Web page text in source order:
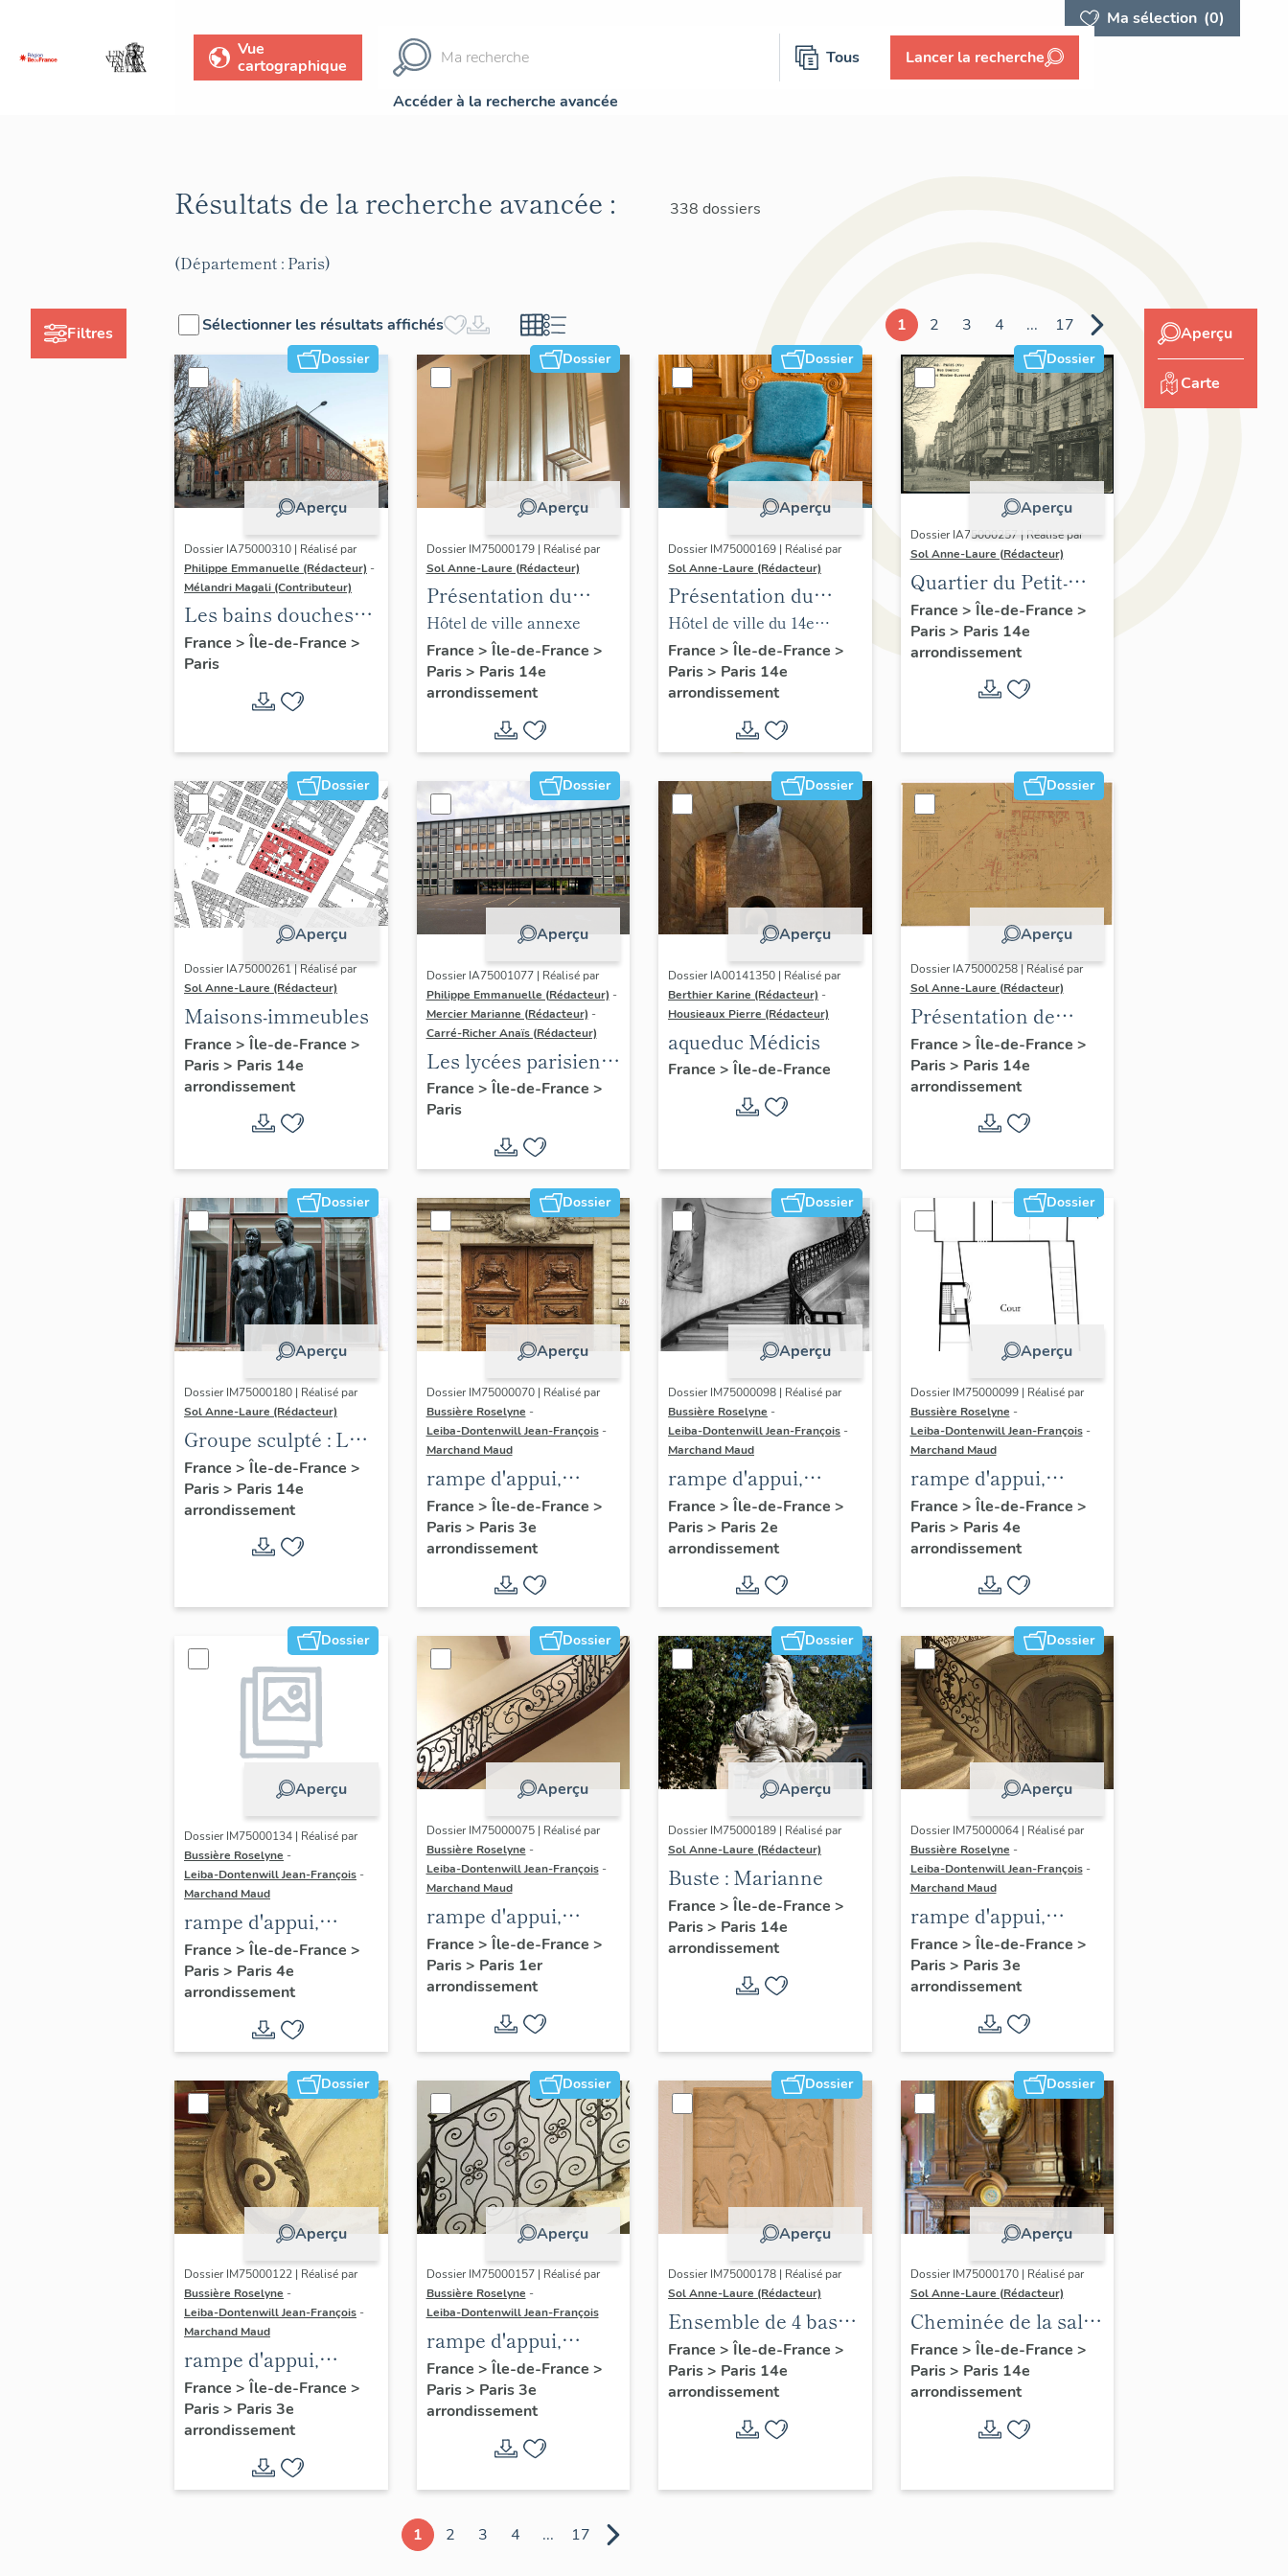
Ma sélection (0)
Vue
cartographique
Tous Lancer la recherche
Accéder à la recherche avancée
Filtres
Résultats de la recherche avancée : 338 dossiers
(Département : Paris)
Sélectionner les résultats affichés 1 2 3 4 ... 17
Dossier
Aperçu
Dossier IA75000310 | Réalisé par
Philippe Emmanuelle (Rédacteur) -
Mélandri Magali (Contributeur)
Les bains douches
municipaux de la
ville de Paris
France > Île-de-France >
Paris
Dossier
Aperçu
Dossier IM75000179 | Réalisé par
Sol Anne-Laure (Rédacteur)
Présentation du
mobilier de la mairie
annexe
Hôtel de ville annexe
France > Île-de-France >
Paris> Paris 14e
arrondissement
Dossier
Aperçu
Dossier IM75000169 | Réalisé par
Sol Anne-Laure (Rédacteur)
Présentation du
mobilier de la salle
des mariages
Hôtel de ville du 14e
arrondissement
France > Île-de-France >
Paris> Paris 14e
arrondissement
Dossier
Aperçu
Dossier IA75000257 | Réalisé par
Sol Anne-Laure (Rédacteur)
Quartier du Petit-
Montrouge
France > Île-de-France >
Paris> Paris 14e
arrondissement
Dossier
Aperçu
Dossier IA75000261 | Réalisé par
Sol Anne-Laure (Rédacteur)
Maisons-immeubles
France > Île-de-France >
Paris> Paris 14e
arrondissement
Dossier
Aperçu
Dossier IA75001077 | Réalisé par
Philippe Emmanuelle (Rédacteur) -
Mercier Marianne (Rédacteur) -
Carré-Richer Anaïs (Rédacteur)
Les lycées parisiens
de Jean-Claude
Dondel et Roger
France > Île-de-France >
Paris
Dossier
Aperçu
Dossier IA00141350 | Réalisé par
Berthier Karine (Rédacteur) -
Housieaux Pierre (Rédacteur)
aqueduc Médicis
France > Île-de-France
Dossier
Aperçu
Dossier IA75000258 | Réalisé par
Sol Anne-Laure (Rédacteur)
Présentation de
l'étude du
patrimoine sur le
quartier du Petit-
Montrouge
France > Île-de-France >
Paris> Paris 14e
arrondissement
Dossier
Aperçu
Dossier IM75000180 | Réalisé par
Sol Anne-Laure (Rédacteur)
Groupe sculpté : Les
Adolescents
France > Île-de-France >
Paris> Paris 14e
arrondissement
Dossier
Aperçu
Dossier IM75000070 | Réalisé par
Bussière Roselyne -
Leiba-Dontenwill Jean-François -
Marchand Maud
rampe d'appui,
escalier de l' hôtel de
Sandreville (non
étudié)
France > Île-de-France >
Paris> Paris 3e
arrondissement
Dossier
Aperçu
Dossier IM75000098 | Réalisé par
Bussière Roselyne -
Leiba-Dontenwill Jean-François -
Marchand Maud
rampe d'appui,
escalier de la maison
à porte cochère (non
étudié)
France > Île-de-France >
Paris> Paris 2e
arrondissement
Dossier
Aperçu
Dossier IM75000099 | Réalisé par
Bussière Roselyne -
Leiba-Dontenwill Jean-François -
Marchand Maud
rampe d'appui,
escalier de la maison
à porte cochère (non
étudié)
France > Île-de-France >
Paris> Paris 4e
arrondissement
Dossier
Aperçu
Dossier IM75000134 | Réalisé par
Bussière Roselyne -
Leiba-Dontenwill Jean-François -
Marchand Maud
rampe d'appui,
escalier de la maison
à porte cochère dite
hôtel Charpentier
(non étudié)
France > Île-de-France >
Paris> Paris 4e
arrondissement
Dossier
Aperçu
Dossier IM75000075 | Réalisé par
Bussière Roselyne -
Leiba-Dontenwill Jean-François -
Marchand Maud
rampe d'appui,
escalier de la maison
à porte cochère (non
étudié)
France > Île-de-France >
Paris> Paris 1er
arrondissement
Dossier
Aperçu
Dossier IM75000189 | Réalisé par
Sol Anne-Laure (Rédacteur)
Buste : Marianne
France > Île-de-France >
Paris> Paris 14e
arrondissement
Dossier
Aperçu
Dossier IM75000064 | Réalisé par
Bussière Roselyne -
Leiba-Dontenwill Jean-François -
Marchand Maud
rampe d'appui,
escalier de la maison
à porte cochère dite
hôtel Le Lièvre de
La Grange
France > Île-de-France >
Paris> Paris 3e
arrondissement
Dossier
Aperçu
Dossier IM75000122 | Réalisé par
Bussière Roselyne -
Leiba-Dontenwill Jean-François -
Marchand Maud
rampe d'appui,
escalier de la maison
à porte cochère (non
étudié)
France > Île-de-France >
Paris> Paris 3e
arrondissement
Dossier
Aperçu
Dossier IM75000157 | Réalisé par
Bussière Roselyne -
Leiba-Dontenwill Jean-François
rampe d'appui,
escalier de la maison
à porte cochère dite
hôtel de Bence (non
France > Île-de-France >
Paris> Paris 3e
arrondissement
Dossier
Aperçu
Dossier IM75000178 | Réalisé par
Sol Anne-Laure (Rédacteur)
Ensemble de 4 bas
reliefs : Les saisons
France > Île-de-France >
Paris> Paris 14e
arrondissement
Dossier
Aperçu
Dossier IM75000170 | Réalisé par
Sol Anne-Laure (Rédacteur)
Cheminée de la salle
des mariages
France > Île-de-France >
Paris> Paris 14e
arrondissement
1 2 3 4 ... 17
Aperçu
Carte